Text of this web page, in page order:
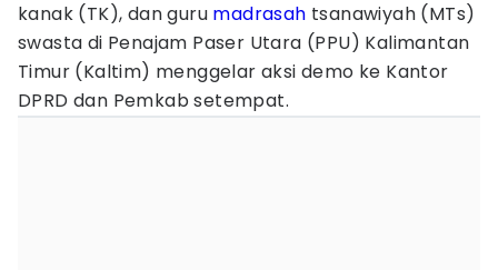
kanak (TK), dan guru madrasah tsanawiyah (MTs)
swasta di Penajam Paser Utara (PPU) Kalimantan
Timur (Kaltim) menggelar aksi demo ke Kantor
DPRD dan Pemkab setempat.